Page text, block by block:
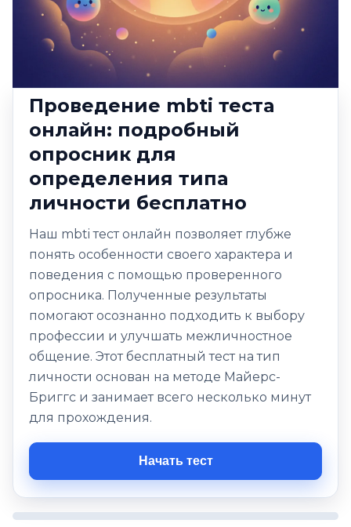
Проведение mbti теста
онлайн: подробный
опросник для
определения типа
личности бесплатно
Наш mbti тест онлайн позволяет глубже
понять особенности своего характера и
поведения с помощью проверенного
опросника. Полученные результаты
помогают осознанно подходить к выбору
профессии и улучшать межличностное
общение. Этот бесплатный тест на тип
личности основан на методе Майерс-
Бриггс и занимает всего несколько минут
для прохождения.
Начать тест